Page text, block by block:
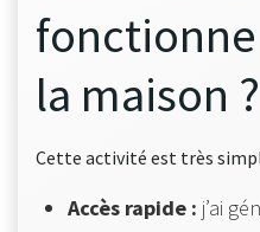
la maison ?
Cette activité est très
Accès rapide : j’ai